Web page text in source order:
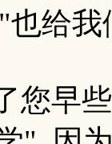
给我
您早